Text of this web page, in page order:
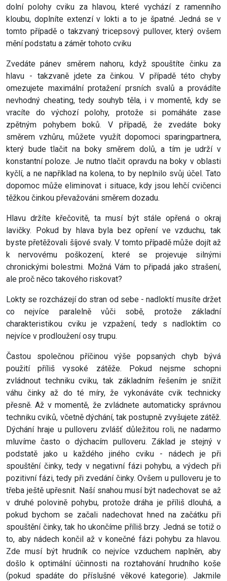
dolní polohy cviku za hlavou, které vychází z ramenního
kloubu, doplníte extenzí v lokti a to je špatné. Jedná se v
tomto případě o takzvaný tricepsový pullover, který ovšem
mění podstatu a záměr tohoto cviku
Zvedáte pánev směrem nahoru, když spouštíte činku za
hlavu - takzvaně jdete za činkou. V případě této chyby
omezujete maximální protažení prsních svalů a provádíte
nevhodný cheating, tedy souhyb těla, i v momentě, kdy se
vracíte do výchozí polohy, protože si pomáháte zase
zpětným pohybem boků. V případě, že zvedáte boky
směrem vzhůru, můžete využít dopomoci sparingpartnera,
který bude tlačit na boky směrem dolů, a tím je udrží v
konstantní poloze. Je nutno tlačit opravdu na boky v oblasti
kyčlí, a ne například na kolena, to by neplnilo svůj účel. Tato
dopomoc může eliminovat i situace, kdy jsou lehčí cvičenci
těžkou činkou převažováni směrem dozadu.
Hlavu držíte křečovitě, ta musí být stále opřená o okraj
lavičky. Pokud by hlava byla bez opření ve vzduchu, tak
byste přetěžovali šíjové svaly. V tomto případě může dojít až
k nervovému poškození, které se projevuje silnými
chronickými bolestmi. Možná Vám to připadá jako strašení,
ale proč něco takového riskovat?
Lokty se rozcházejí do stran od sebe - nadloktí musíte držet
co nejvíce paralelně vůči sobě, protože základní
charakteristikou cviku je vzpažení, tedy s nadloktím co
nejvíce v prodloužení osy trupu.
Častou společnou příčinou výše popsaných chyb bývá
použití příliš vysoké zátěže. Pokud nejsme schopni
zvládnout techniku cviku, tak základním řešením je snížit
váhu činky až do té míry, že vykonáváte cvik technicky
přesně. Až v momentě, že zvládnete automaticky správnou
techniku cviků, včetně dýchání, tak postupně zvyšujete zátěž.
Dýchání hraje u pulloveru zvlášť důležitou roli, ne nadarmo
mluvíme často o dýchacím pulloveru. Základ je stejný v
podstatě jako u každého jiného cviku - nádech je při
spouštění činky, tedy v negativní fázi pohybu, a výdech při
pozitivní fázi, tedy při zvedání činky. Ovšem u pulloveru je to
třeba ještě upřesnit. Naší snahou musí být nadechovat se až
v druhé polovině pohybu, protože dráha je příliš dlouhá, a
pokud bychom se začali nadechovat hned na začátku při
spouštění činky, tak ho ukončíme příliš brzy. Jedná se totiž o
to, aby nádech končil až v konečné fázi pohybu za hlavou.
Zde musí být hrudník co nejvíce vzduchem naplněn, aby
došlo k optimální účinnosti na roztahování hrudního koše
(pokud spadáte do příslušné věkové kategorie). Jakmile